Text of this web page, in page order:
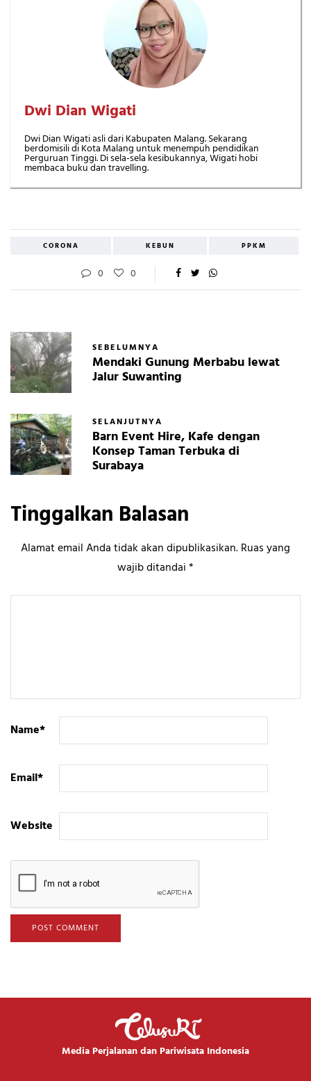
Dwi Dian Wigati
Dwi Dian Wigati asli dari Kabupaten Malang. Sekarang
berdomisili di Kota Malang untuk menempuh pendidikan
Perguruan Tinggi. Di sela-sela kesibukannya, Wigati hobi
membaca buku dan travelling.
CORONA KEBUN PPKM
0 0
SEBELUMNYA
Mendaki Gunung Merbabu lewat
Jalur Suwanting
SELANJUTNYA
Barn Event Hire, Kafe dengan
Konsep Taman Terbuka di
Surabaya
Tinggalkan Balasan
Alamat email Anda tidak akan dipublikasikan.Ruas yang
wajib ditandai*
Name*
Email*
Website
Media Perjalanan dan Pariwisata Indonesia